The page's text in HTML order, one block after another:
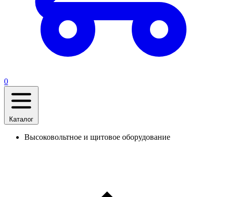
0
Каталог
Высоковольтное и щитовое оборудование